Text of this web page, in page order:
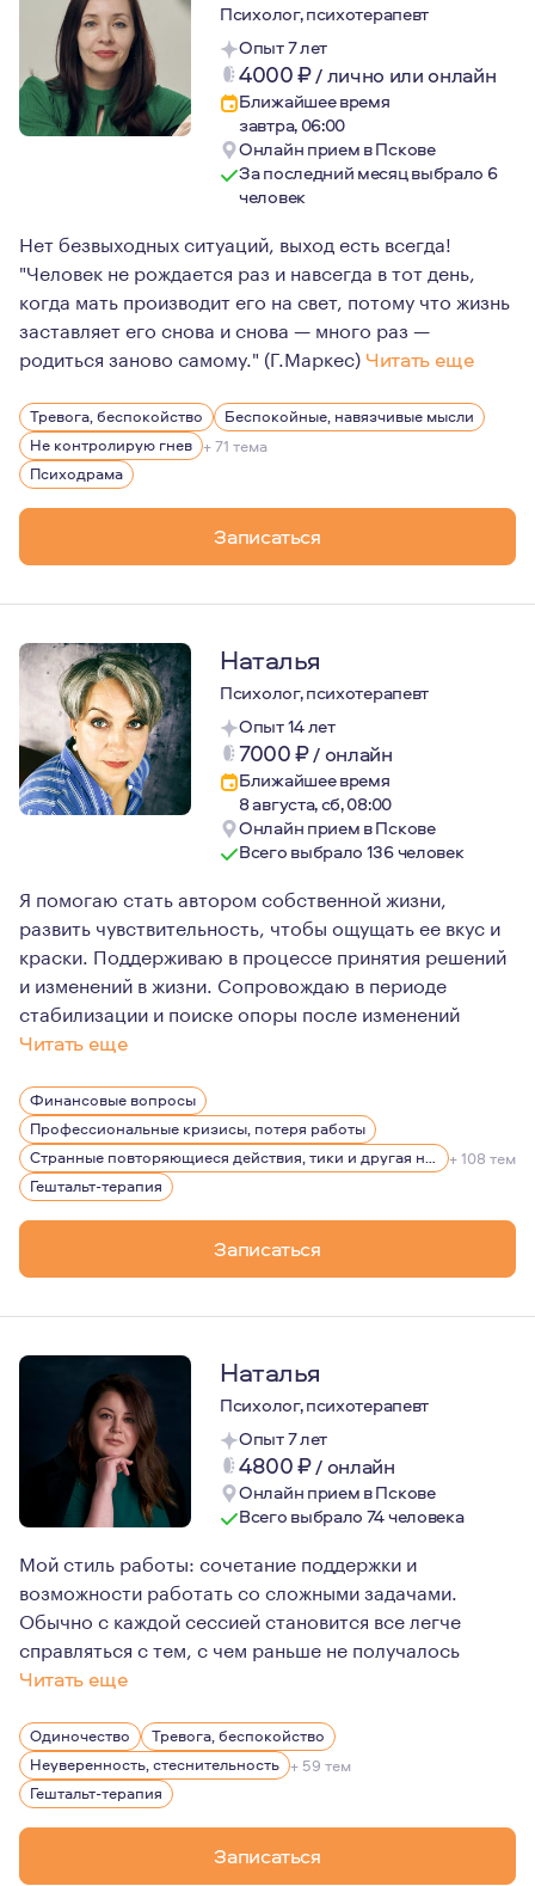
Психолог, психотерапевт
Опыт 7 лет
4000₽/лично или онлайн
Ближайшее время
завтра, 06:00
Онлайн прием в Пскове
За последний месяц выбрало 6
человек
Нет безвыходных ситуаций, выход есть всегда!
"Человек не рождается раз и навсегда в тот день,
когда мать производит его на свет, потому что жизнь
заставляет его снова и снова — много раз —
родиться заново самому." (Г.Маркес) Читать еще
В своей жизни я пережила немало трудных и порой
Тревога, беспокойство
Беспокойные, навязчивые мысли
Не контролирую гнев + 71 тема
Психодрама
Записаться
Наталья
Психолог, психотерапевт
Опыт 14 лет
7000₽/ онлайн
Ближайшее время
8 августа, сб, 08:00
Онлайн прием в Пскове
Всего выбрало 136 человек
Я помогаю стать автором собственной жизни,
развить чувствительность, чтобы ощущать ее вкус и
краски. Поддерживаю в процессе принятия решений
и изменений в жизни. Сопровождаю в периоде
стабилизации и поиске опоры после изменений
Читать еще
На мой взгляд, терапия - это прежде всего
Ведущей по жизни эмоцией для меня является
Родилась в семье медиков. Естественно, мечтала
На протяжении 20 лет работала руководителем
Я замужем, есть взрослая дочь. Есть друзья,
Финансовые вопросы
Профессиональные кризисы, потеря работы
Странные повторяющиеся действия, тики и другая нервная симптоматика
+ 108 тем
Гештальт-терапия
Записаться
Наталья
Психолог, психотерапевт
Опыт 7 лет
4800₽/ онлайн
Онлайн прием в Пскове
Всего выбрало 74 человека
Мой стиль работы: сочетание поддержки и
возможности работать со сложными задачами.
Обычно с каждой сессией становится все легче
справляться с тем, с чем раньше не получалось
Читать еще
Я не идеальный человек. Знаю не понаслышке, что
Одиночество
Тревога, беспокойство
Неуверенность, стеснительность + 59 тем
Гештальт-терапия
Записаться